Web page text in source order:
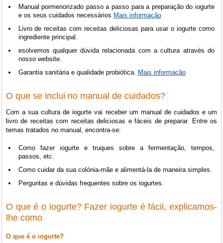
Manual pormenorizado passo a passo para a preparação do iogurte
e os seus cuidados necessários Mais informação
Livro de receitas com receitas deliciosas para usar o iogurte como
ingrediente principal.
esolvemos qualquer dúvida relacionada com a cultura através do
nosso website.
Garantia sanitária e qualidade probiótica. Mais informação
O que se inclui no manual de cuidados?
Com a sua cultura de iogurte vai receber um manual de cuidados e um
livro de receitas com receitas deliciosas e fáceis de preparar. Entre os
temas tratados no manual, encontra-se:
Como fazer iogurte e truques sobre a fermentação, tempos,
passos, etc.
Como cuidar da sua colónia-mãe e alimentá-la de maneira simples.
Perguntas e dúvidas frequentes sobre os iogurtes.
O que é o iogurte? Fazer iogurte é fácil, explicamos-
lhe como
O que é o iogurte?